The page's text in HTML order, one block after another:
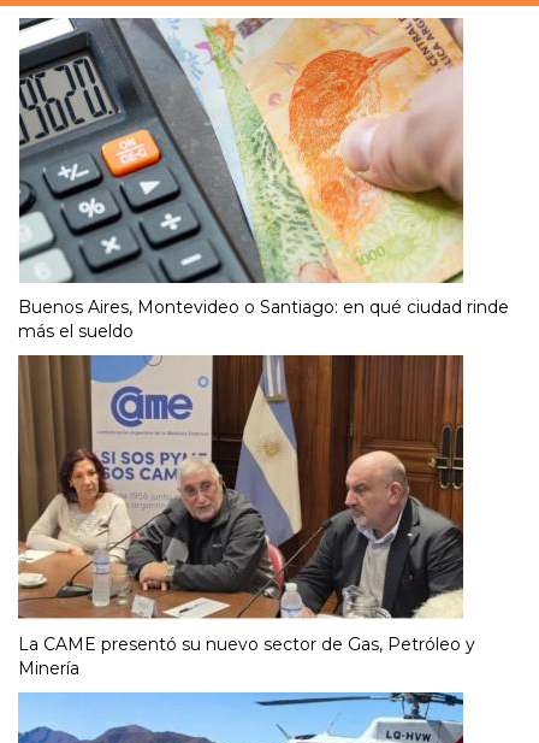
Buenos Aires, Montevideo o Santiago: en qué ciudad rinde
más el sueldo
La CAME presentó su nuevo sector de Gas, Petróleo y
Minería